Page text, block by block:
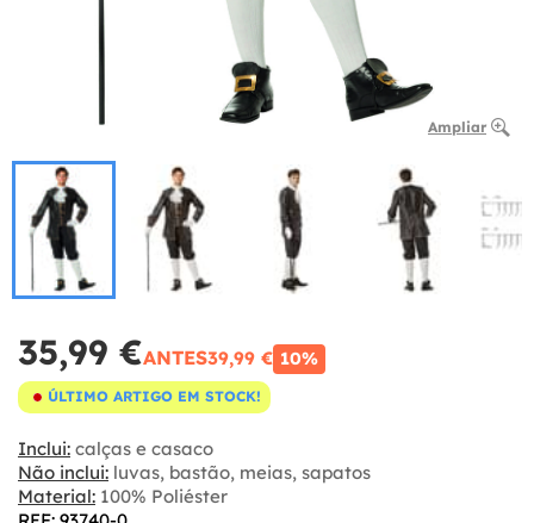
Ampliar
35,99 €ANTES39,99 € 10%
ÚLTIMO ARTIGO EM STOCK!
Inclui: calças e casaco
Não inclui: luvas, bastão, meias, sapatos
Material: 100% Poliéster